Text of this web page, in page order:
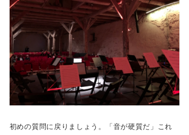
初めの質問に戻りましょう。「音が硬質だ」これ